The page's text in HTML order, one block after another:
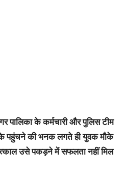
पालिका के कर्मचारी और पुलिस टीम
के पहुंचने की भनक लगते ही युवक मौके
उसे पकड़ने में सफलता नहीं मिल